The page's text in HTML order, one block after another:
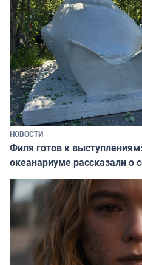
НОВОСТИ
Филя готов к
океанариуме рассказали о